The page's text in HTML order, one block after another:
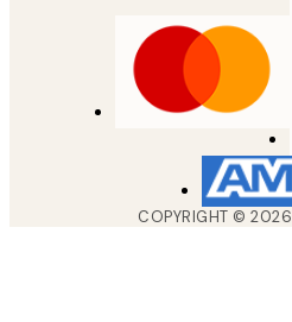
COPYRIGHT ©2026